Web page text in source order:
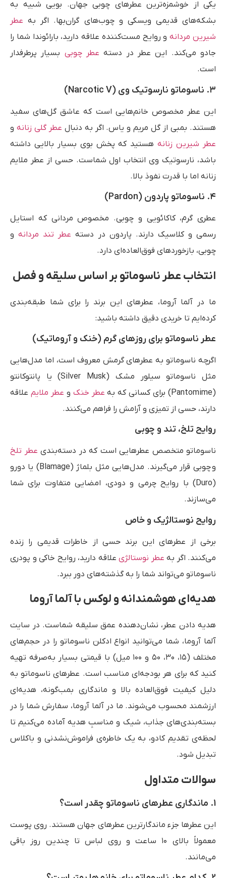
یکی از خوشمزه‌ترین عطرهای چوبی جهان. بویی شبیه به
بشکه‌های قدیمی ویسکی و چوب‌های گران‌بها. اگر به عطر
شیرین مردانهو روایح مست‌کننده علاقه دارید، بارائوندا شما را
جادو می‌کند. این عطر در دسته عطر چوبی بسیار پرطرفدار
است.
۳. ناسوماتو نارسوتیک وی (Narcotic V)
این عطر مخصوص خانم‌هایی است که عاشق گل‌های سفید
هستند. بمبی از گل مریم و یاس. اگر به دنبال عطر گلی زنانه و
عطر شیرین زنانههستید که پخش بوی بسیار بالایی داشته
باشد، نارسوتیک وی انتخاب اول شماست. حسی از عطر ملایم
زنانه اما با قدرت نفوذ بالا.
۴. ناسوماتو پاردون (Pardon)
عطری گرم، کاکائویی و چوبی. مخصوص مردانی که استایل
رسمی و کلاسیک دارند. پاردون در دسته عطر تند مردانهو
چوبی، بازخوردهای فوق‌العاده‌ای دارد.
انتخاب عطر ناسوماتو بر اساس سلیقه و فصل
ما در آلما آروما، عطرهای این برند را برای شما طبقه‌بندی
کرده‌ایم تا خریدی دقیق داشته باشید:
عطر ناسوماتو برای روزهای گرم (خنک و آروماتیک)
اگرچه ناسوماتو به عطرهای گرمش معروف است، اما مدل‌هایی
مثل ناسوماتو سیلور مشک (Silver Musk) یا پانتوکانتو
(Pantomime) برای کسانی که به
عطر خنک و عطر ملایم علاقه
دارند، حسی از تمیزی و آرامش را فراهم می‌کنند.
روایح تلخ، تند و چوبی
ناسوماتو متخصص عطرهایی است که در دسته‌بندی عطر تلخ
و چوبی قرار می‌گیرند. مدل‌هایی مثل بلماژ (Blamage) یا دورو
(Duro) با روایح چرمی و دودی، امضایی متفاوت برای شما
می‌سازند.
روایح نوستالژیک و خاص
برخی از عطرهای این برند حسی از خاطرات قدیمی را زنده
می‌کنند. اگر به عطر نوستالژی علاقه دارید، روایح خاکی و پودری
ناسوماتو می‌تواند شما را به گذشته‌های دور ببرد.
هدیه‌ای هوشمندانه و لوکس با آلما آروما
هدیه دادن عطر، نشان‌دهنده عمق سلیقه شماست. در سایت
آلما آروما، شما می‌توانید انواع ادکلن ناسوماتو را در حجم‌های
مختلف (۱۵، ۳۰، ۵۰ و ۱۰۰ میل) با قیمتی بسیار به‌صرفه تهیه
کنید که برای هر بودجه‌ای مناسب است. عطرهای ناسوماتو به
دلیل کیفیت فوق‌العاده بالا و ماندگاری بمب‌گونه، هدیه‌ای
ارزشمند محسوب می‌شوند. ما در آلما آروما، سفارش شما را در
بسته‌بندی‌های جذاب، شیک و مناسبِ هدیه آماده می‌کنیم تا
لحظه‌ی تقدیم کادو، به یک خاطره‌ی فراموش‌نشدنی و باکلاس
تبدیل شود.
سوالات متداول
1. ماندگاری عطرهای ناسوماتو چقدر است؟
این عطرها جزء ماندگارترین عطرهای جهان هستند. روی پوست
معمولاً بالای ۱۰ ساعت و روی لباس تا چندین روز باقی
می‌مانند.